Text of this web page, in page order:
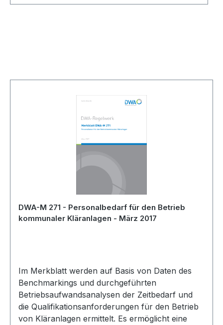
DWA-M 271 - Personalbedarf für den Betrieb
kommunaler Kläranlagen - März 2017
Im Merkblatt werden auf Basis von Daten des
Benchmarkings und durchgeführten
Betriebsaufwandsanalysen der Zeitbedarf und
die Qualifikationsanforderungen für den Betrieb
von Kläranlagen ermittelt. Es ermöglicht eine